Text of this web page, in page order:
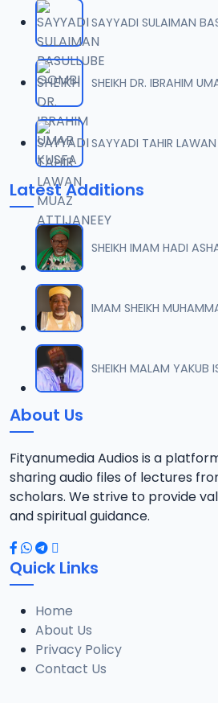
SAYYADI SULAIMAN
SHEIKH DR. IBRAHIM
SAYYADI TAHIR
Latest Additions
SHEIKH IMAM HADI
IMAM SHEIKH
SHEIKH MALAM YAKUB
About Us
Fityanumedia Audios is a
sharing audio files of lectures
scholars. We strive to provide
and spiritual guidance.
Quick Links
Home
About Us
Privacy Policy
Contact Us